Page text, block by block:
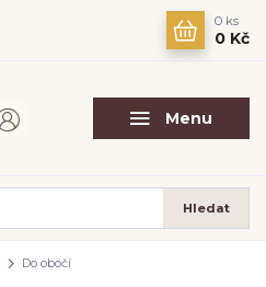
Menu
Hledat
0 ks
0 Kč
Do obočí